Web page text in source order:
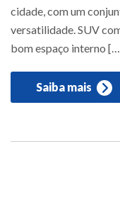
cidade, com um
versatilidade. SUV
bom espaço interno
Saiba mais